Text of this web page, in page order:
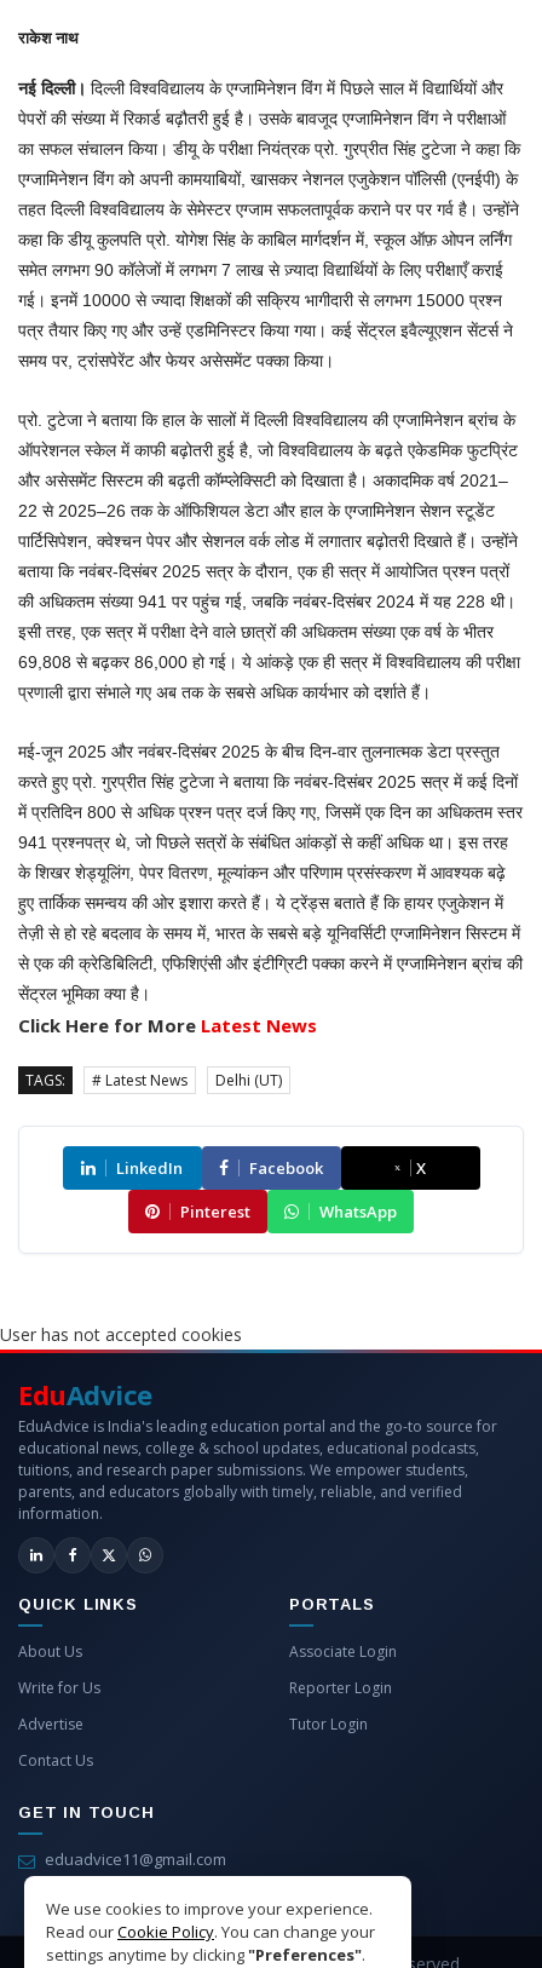
राकेश नाथ
नई दिल्ली। दिल्ली विश्वविद्यालय के एग्जामिनेशन विंग में पिछले साल में विद्यार्थियों और
पेपरों की संख्या में रिकार्ड बढ़ौतरी हुई है। उसके बावजूद एग्जामिनेशन विंग ने परीक्षाओं
का सफल संचालन किया। डीयू के परीक्षा नियंत्रक प्रो. गुरप्रीत सिंह टुटेजा ने कहा कि
एग्जामिनेशन विंग को अपनी कामयाबियों, खासकर नेशनल एजुकेशन पॉलिसी (एनईपी) के
तहत दिल्ली विश्वविद्यालय के सेमेस्टर एग्जाम सफलतापूर्वक कराने पर पर गर्व है। उन्होंने
कहा कि डीयू कुलपति प्रो. योगेश सिंह के काबिल मार्गदर्शन में, स्कूल ऑफ़ ओपन लर्निंग
समेत लगभग 90 कॉलेजों में लगभग 7 लाख से ज़्यादा विद्यार्थियों के लिए परीक्षाएँ कराई
गई। इनमें 10000 से ज्यादा शिक्षकों की सक्रिय भागीदारी से लगभग 15000 प्रश्न
पत्र तैयार किए गए और उन्हें एडमिनिस्टर किया गया। कई सेंट्रल इवैल्यूएशन सेंटर्स ने
समय पर, ट्रांसपेरेंट और फेयर असेसमेंट पक्का किया।
प्रो. टुटेजा ने बताया कि हाल के सालों में दिल्ली विश्वविद्यालय की एग्जामिनेशन ब्रांच के
ऑपरेशनल स्केल में काफी बढ़ोतरी हुई है, जो विश्वविद्यालय के बढ़ते एकेडमिक फुटप्रिंट
और असेसमेंट सिस्टम की बढ़ती कॉम्प्लेक्सिटी को दिखाता है। अकादमिक वर्ष 2021–
22 से 2025–26 तक के ऑफिशियल डेटा और हाल के एग्जामिनेशन सेशन स्टूडेंट
पार्टिसिपेशन, क्वेश्चन पेपर और सेशनल वर्क लोड में लगातार बढ़ोतरी दिखाते हैं। उन्होंने
बताया कि नवंबर-दिसंबर 2025 सत्र के दौरान, एक ही सत्र में आयोजित प्रश्न पत्रों
की अधिकतम संख्या 941 पर पहुंच गई, जबकि नवंबर-दिसंबर 2024 में यह 228 थी।
इसी तरह, एक सत्र में परीक्षा देने वाले छात्रों की अधिकतम संख्या एक वर्ष के भीतर
69,808 से बढ़कर 86,000 हो गई। ये आंकड़े एक ही सत्र में विश्वविद्यालय की परीक्षा
प्रणाली द्वारा संभाले गए अब तक के सबसे अधिक कार्यभार को दर्शाते हैं।
मई-जून 2025 और नवंबर-दिसंबर 2025 के बीच दिन-वार तुलनात्मक डेटा प्रस्तुत
करते हुए प्रो. गुरप्रीत सिंह टुटेजा ने बताया कि नवंबर-दिसंबर 2025 सत्र में कई दिनों
में प्रतिदिन 800 से अधिक प्रश्न पत्र दर्ज किए गए, जिसमें एक दिन का अधिकतम स्तर
941 प्रश्नपत्र थे, जो पिछले सत्रों के संबंधित आंकड़ों से कहीं अधिक था। इस तरह
के शिखर शेड्यूलिंग, पेपर वितरण, मूल्यांकन और परिणाम प्रसंस्करण में आवश्यक बढ़े
हुए तार्किक समन्वय की ओर इशारा करते हैं। ये ट्रेंड्स बताते हैं कि हायर एजुकेशन में
तेज़ी से हो रहे बदलाव के समय में, भारत के सबसे बड़े यूनिवर्सिटी एग्जामिनेशन सिस्टम में
से एक की क्रेडिबिलिटी, एफिशिएंसी और इंटीग्रिटी पक्का करने में एग्जामिनेशन ब्रांच की
सेंट्रल भूमिका क्या है।
Click Here for More Latest News
TAGS: # Latest News Delhi (UT)
LinkedIn Facebook
X
Pinterest
WhatsApp
User has not accepted cookies
We use cookies to improve your experience.
Read ourCookie Policy. You can change your
settings anytime by clicking"Preferences".
EduAdvice
EduAdvice is India's leading education portal and the go-to source for
educational news, college & school updates, educational podcasts,
tuitions, and research paper submissions. We empower students,
parents, and educators globally with timely, reliable, and verified
information.
QUICK LINKS
About Us
Write for Us
Advertise
Contact Us
PORTALS
Associate Login
Reporter Login
Tutor Login
GET IN TOUCH
eduadvice11@gmail.com